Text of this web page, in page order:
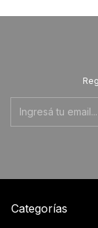
Categorías